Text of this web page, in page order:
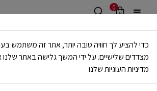
0
משלוח חינם מעל 499 ש"ח
🔥 20% הנחה על כל הביגוד באתר ובחנויות - לזמן מוגבל
בית גברים בגדים חולצות וגופיות
כדי להציע לך חוויה טובה יותר, אתר זה משתמש
מצדדים שלישיים. על ידי המשך גלישה באתר
מדיניות העוגיות שלנו